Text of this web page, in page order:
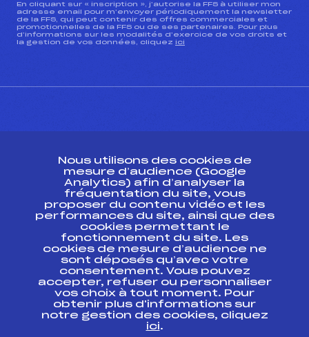
En cliquant sur « inscription », j’autorise la FFS à utiliser mon
adresse email pour m’envoyer périodiquement la newsletter
de la FFS, qui peut contenir des offres commerciales et
promotionnelles de la FFS ou de ses partenaires. Pour plus
d’informations sur les modalités d’exercice de vos droits et
la gestion de vos données, cliquez ici
Ressources
Pass’Neige
Projet sportif fédéral
Projet de performance fédéral
Antidopage
Pôle Développement, Formation, Suivi
Scientifique
Listes ministérielles
Pôle vie de l’athlète
Enseignement professionnel
Nous utilisons des cookies de
mesure d’audience (Google
Analytics) afin d’analyser la
fréquentation du site, vous
proposer du contenu vidéo et les
performances du site, ainsi que des
cookies permettant le
fonctionnement du site. Les
cookies de mesure d’audience ne
sont déposés qu’avec votre
consentement. Vous pouvez
accepter, refuser ou personnaliser
vos choix à tout moment. Pour
obtenir plus d'informations sur
notre gestion des cookies, cliquez
ici.